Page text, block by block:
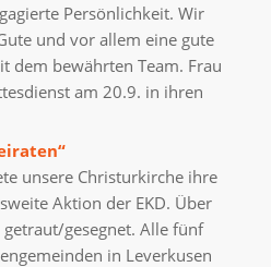
Persönlichkeit. Wir
und vor allem eine gute
dem bewährten Team. Frau
am 20.9. in ihren
unsere Christurkirche ihre
Aktion der EKD. Über
gesegnet. Alle fünf
in Leverkusen